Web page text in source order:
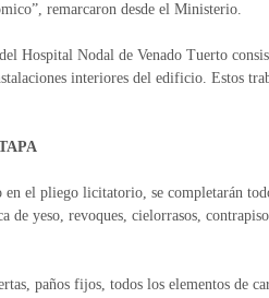
remarcaron desde el Ministerio.
Hospital Nodal de Venado Tuerto
interiores del edificio. Estos
en el pliego licitatorio, se completarán
de yeso, revoques, cielorrasos,
paños fijos, todos los elementos de